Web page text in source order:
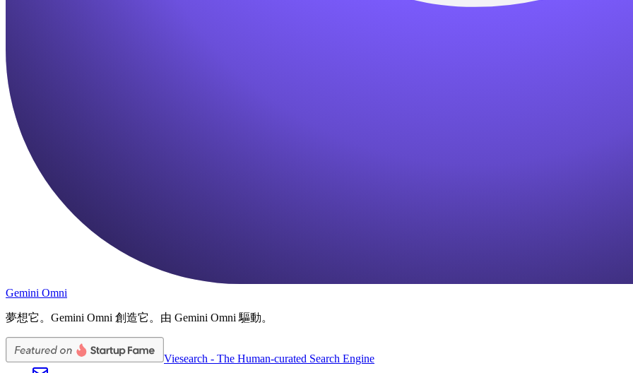
Gemini Omni
夢想它。Gemini Omni 創造它。由 Gemini Omni 驅動。
Viesearch - The Human-curated Search Engine